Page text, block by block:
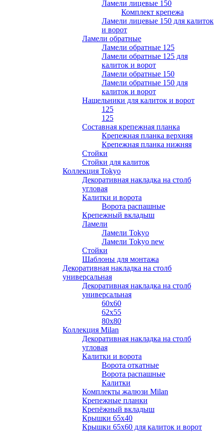
Ламели лицевые 150
Комплект крепежа
Ламели лицевые 150 для калиток
и ворот
Ламели обратные
Ламели обратные 125
Ламели обратные 125 для
калиток и ворот
Ламели обратные 150
Ламели обратные 150 для
калиток и ворот
Нащельники для калиток и ворот
125
125
Составная крепежная планка
Крепежная планка верхняя
Крепежная планка нижняя
Стойки
Стойки для калиток
Коллекция Tokyo
Декоративная накладка на столб
угловая
Калитки и ворота
Ворота распашные
Крепежный вкладыш
Ламели
Ламели Tokyo
Ламели Tokyo new
Стойки
Шаблоны для монтажа
Декоративная накладка на столб
универсальная
Декоративная накладка на столб
универсальная
60х60
62х55
80х80
Коллекция Milan
Декоративная накладка на столб
угловая
Калитки и ворота
Ворота откатные
Ворота распашные
Калитки
Комплекты жалюзи Milan
Крепежные планки
Крепёжный вкладыш
Крышки 65х40
Крышки 65х60 для калиток и ворот